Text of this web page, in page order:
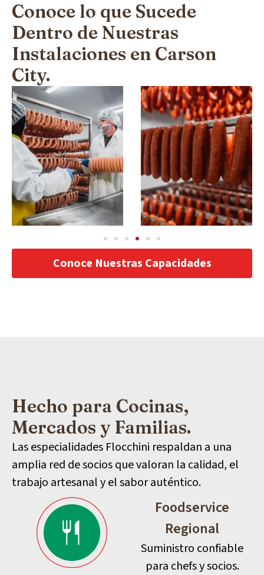
Conoce lo que Sucede
Dentro de Nuestras
Instalaciones en Carson
City.
Conoce Nuestras Capacidades
Hecho para Cocinas,
Mercados y Familias.
Las especialidades Flocchini respaldan a una
amplia red de socios que valoran la calidad, el
trabajo artesanal y el sabor auténtico.
Foodservice
Regional
Suministro confiable
para chefs y socios.